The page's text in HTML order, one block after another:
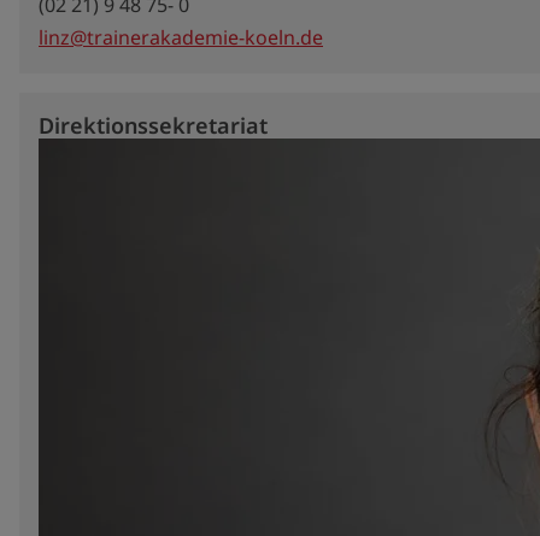
linz@trainerakademie-koeln.de
Direktionssekretariat